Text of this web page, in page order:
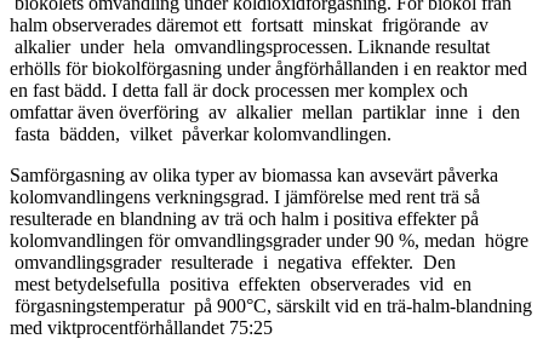
halm observerades däremot ett fortsatt minskat frigörande av
alkalier under hela omvandlingsprocessen. Liknande resultat
erhölls för biokolförgasning under ångförhållanden i en reaktor med
en fast bädd. I detta fall är dock processen mer komplex och
omfattar även överföring av alkalier mellan partiklar inne i den
fasta bädden, vilket påverkar kolomvandlingen.
Samförgasning av olika typer av biomassa kan avsevärt påverka
kolomvandlingens verkningsgrad. I jämförelse med rent trä så
resulterade en blandning av trä och halm i positiva effekter på
kolomvandlingen för omvandlingsgrader under 90 %, medan högre
omvandlingsgrader resulterade i negativa effekter. Den
mest betydelsefulla positiva effekten observerades vid en
förgasningstemperatur på 900°C, särskilt vid en trä-halm-blandning
med viktprocentförhållandet 75:25